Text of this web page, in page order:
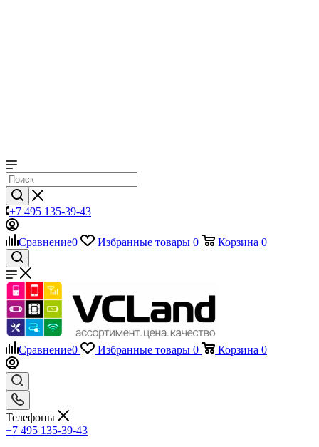
+7 495 135-39-43
Сравнение0 Избранные товары 0 Корзина 0
Сравнение0 Избранные товары 0 Корзина 0
Телефоны
+7 495 135-39-43